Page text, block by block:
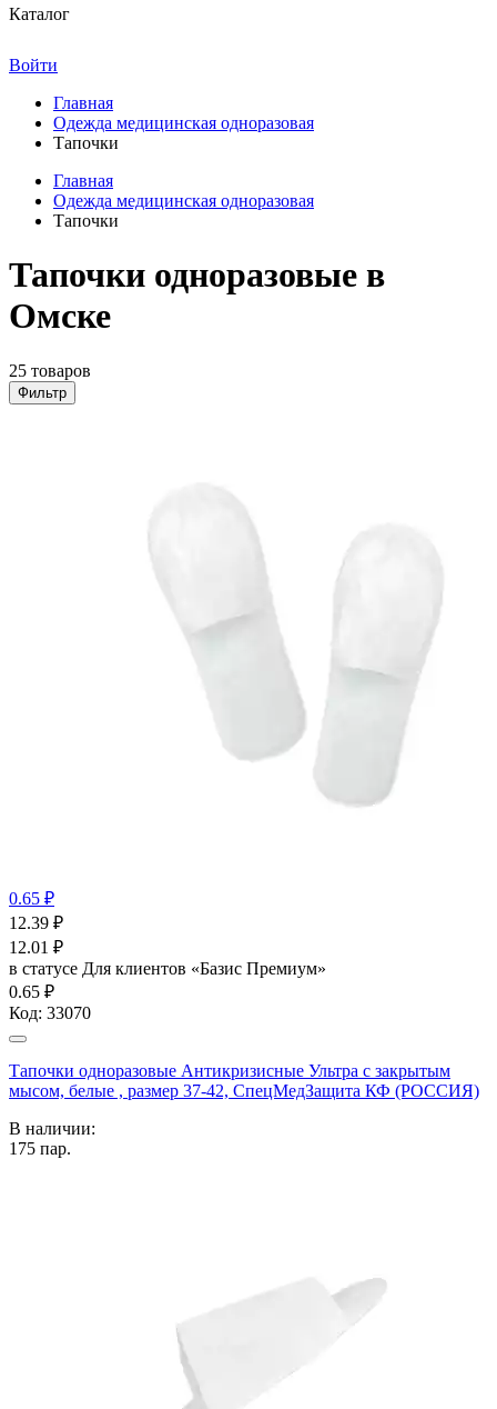
Каталог
Войти
Главная
Одежда медицинская одноразовая
Тапочки
Главная
Одежда медицинская одноразовая
Тапочки
Тапочки одноразовые в
Омске
25 товаров
Фильтр
0.65 ₽
12.39 ₽
12.01 ₽
в статусе Для клиентов «Базис Премиум»
0.65 ₽
Код: 33070
Тапочки одноразовые Антикризисные Ультра с закрытым
мысом, белые , размер 37-42, СпецМедЗащита КФ (РОССИЯ)
В наличии:
175 пар.